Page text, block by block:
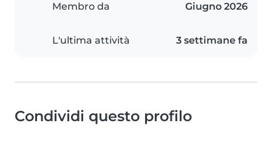
Membro da Giugno 2026
L'ultima attività 3 settimane fa
Condividi questo profilo